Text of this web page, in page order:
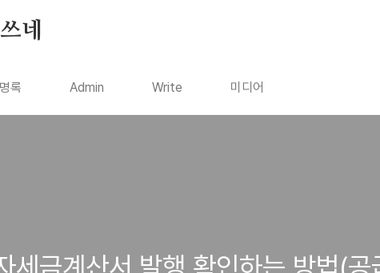
네
록 Admin Write 미디어
세금계산서 발행,확인하는 방법(